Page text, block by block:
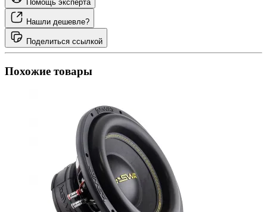
Помощь эксперта
Нашли дешевле?
Поделиться ссылкой
Похожие товары